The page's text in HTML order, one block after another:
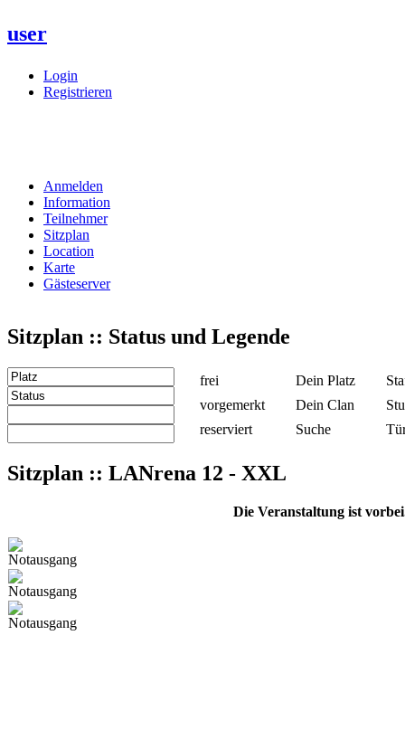
user
Login
Registrieren
Anmelden
Information
Teilnehmer
Sitzplan
Location
Karte
Gästeserver
Sitzplan :: Status und Legende
frei
vorgemerkt
reserviert
Dein Platz
Dein Clan
Suche
Sitzplan :: LANrena 12 - XXL
Die Veranstaltung ist